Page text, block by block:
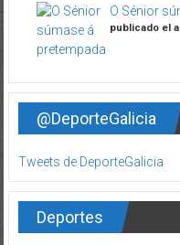
O Sénior
publicado el
@DeporteGalicia
Tweets de DeporteGalicia
Deportes